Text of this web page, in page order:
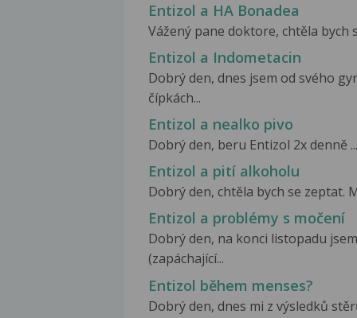
Entizol a HA Bonadea
Vážený pane doktore, chtěla bych
Entizol a Indometacin
Dobrý den, dnes jsem od svého
čípkách...
Entizol a nealko pivo
Dobrý den, beru Entizol 2x denně
Entizol a pití alkoholu
Dobrý den, chtěla bych se zeptat.
Entizol a problémy s močení
Dobrý den, na konci listopadu
(zapáchající...
Entizol během menses?
Dobrý den, dnes mi z výsledků